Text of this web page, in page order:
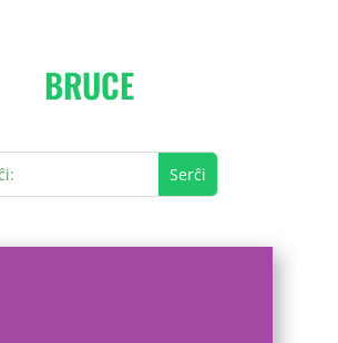
BRUCE